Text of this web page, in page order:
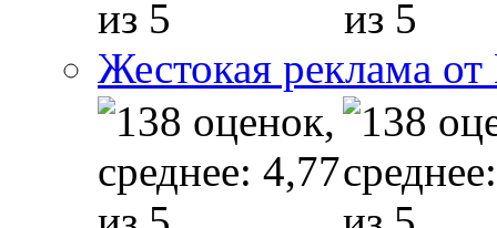
Жестокая реклама